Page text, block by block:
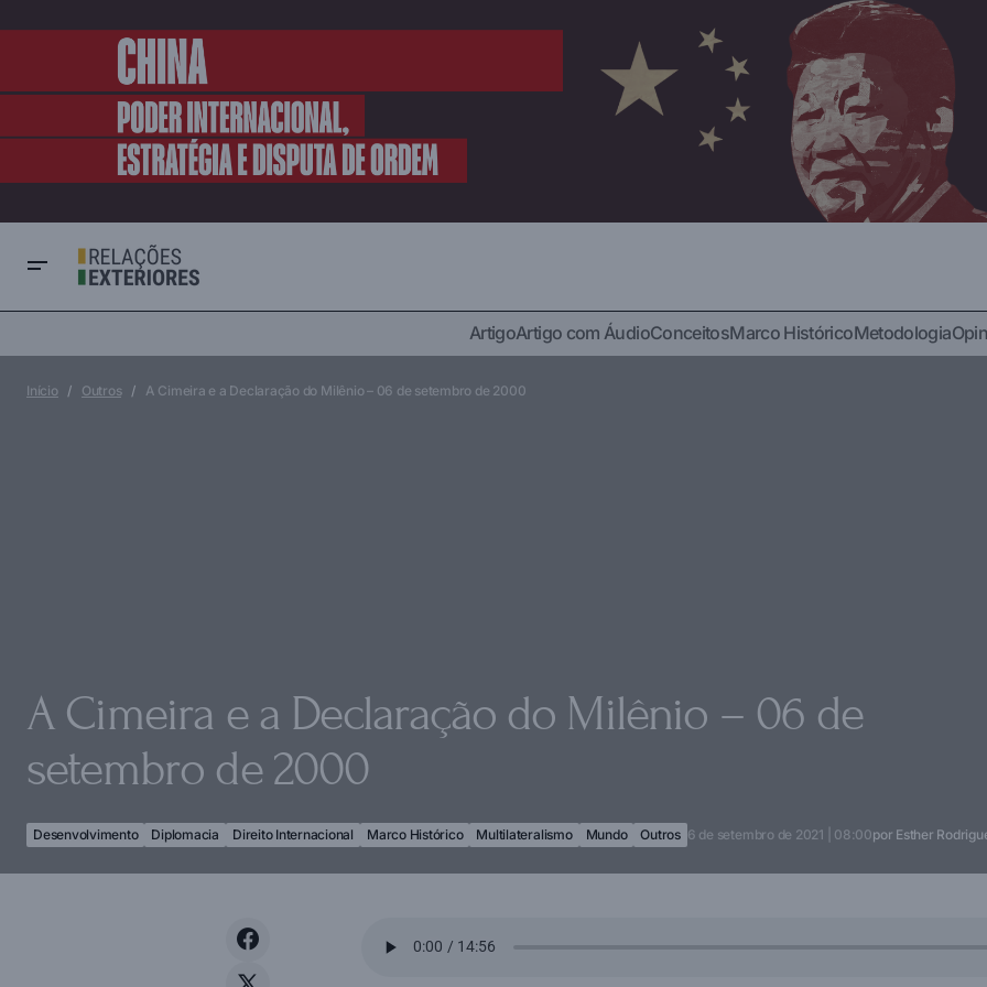
Diplomacia
Direito Internacional
Marco Histórico
Multilateralismo Mundo Outros
A Cimeira e a
de setembro de 2000
ArtigoArtigo com ÁudioConceitosMarco HistóricoMetodologia
Início Outros A Cimeira e a Declaração do Milênio – 06 de setembro de 2000
A Cimeira e a Declaração do Milênio – 06 de
setembro de 2000
Desenvolvimento Diplomacia Direito Internacional Marco Histórico Multilateralismo Mundo Outros 6 de setembro de 2021 | 08:00por Esther